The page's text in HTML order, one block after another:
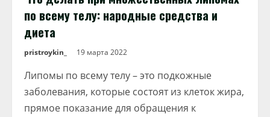
по всему телу: народные средства и
диета
pristroykin_ 19 марта 2022
Липомы по всему телу – это подкожные
заболевания, которые состоят из клеток жира,
прямое показание для обращения к